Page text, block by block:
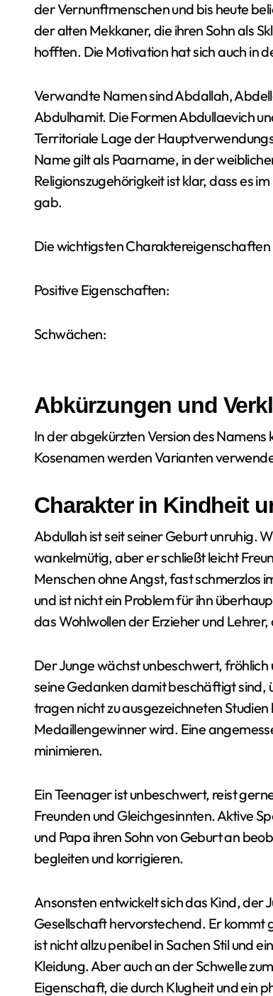
der Vernunftmenschen und bis heute
der alten Mekkaner, die ihren Sohn als
hofften. Die Motivation hat sich auch in
Verwandte Namen sind Abdallah,
Abdulhamit. Die Formen Abdullaevich
Territoriale Lage der
Name gilt als Paarname, in der
Religionszugehörigkeit ist klar, dass es
gab.
Die wichtigsten
Positive Eigenschaften:
Schwächen:
Abkürzungen und
In der abgekürzten Version des
Kosenamen werden Varianten
Charakter in Kindheit
Abdullah ist seit seiner Geburt unruhig.
wankelmütig, aber er schließt leicht
Menschen ohne Angst, fast schmerzlos
und ist nicht ein Problem für ihn
das Wohlwollen der Erzieher und
Der Junge wächst unbeschwert,
seine Gedanken damit beschäftigt sind,
tragen nicht zu ausgezeichneten
Medaillengewinner wird. Eine
minimieren.
Ein Teenager ist unbeschwert, reist
Freunden und Gleichgesinnten. Aktive
und Papa ihren Sohn von Geburt an
begleiten und korrigieren.
Ansonsten entwickelt sich das Kind, der
Gesellschaft hervorstechend. Er kommt
ist nicht allzu penibel in Sachen Stil und
Kleidung. Aber auch an der Schwelle
Eigenschaft, die durch Klugheit und ein